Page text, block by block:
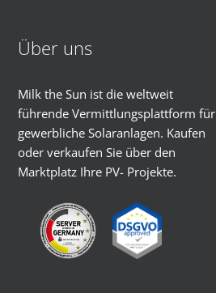
Über uns
Milk the Sun ist die weltweit
führende Vermittlungsplattform für
gewerbliche Solaranlagen. Kaufen
oder verkaufen Sie über den
Marktplatz Ihre PV- Projekte.